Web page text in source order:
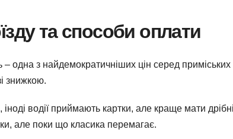
та способи оплати
– одна з найдемократичніших цін серед
знижкою.
іноді водії приймають картки, але краще мати
але поки що класика перемагає.